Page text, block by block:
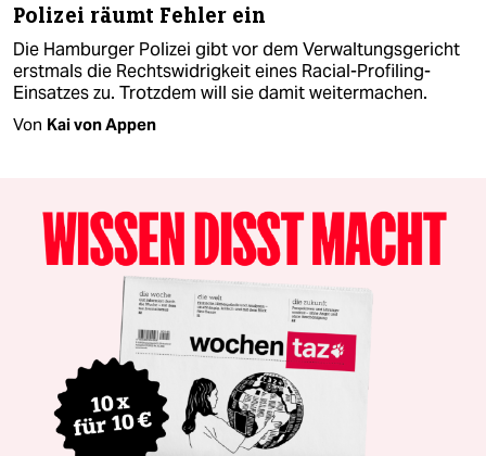
Polizei räumt Fehler ein
Die Hamburger Polizei gibt vor dem Verwaltungsgericht
erstmals die Rechtswidrigkeit eines Racial-Profiling-
Einsatzes zu. Trotzdem will sie damit weitermachen.
Von Kai von Appen